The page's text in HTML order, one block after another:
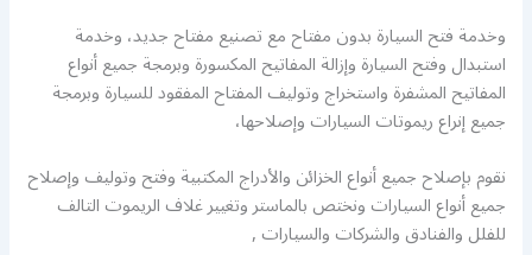
وخدمة فتح السيارة بدون مفتاح مع تصنيع مفتاح جديد، وخدمة
استبدال وفتح السيارة وإزالة المفاتيح المكسورة وبرمجة جميع أنواع
المفاتيح المشفرة واستخراج وتوليف المفتاح المفقود للسيارة وبرمجة
جميع إنراع ريموتات السيارات وإصلاحها،
نقوم بإصلاح جميع أنواع الخزائن والأدراج المكتبية وفتح وتوليف وإصلاح
جميع أنواع السيارات ونختص بالماستر وتغيير غلاف الريموت التالف
للفلل والفنادق والشركات والسيارات ,